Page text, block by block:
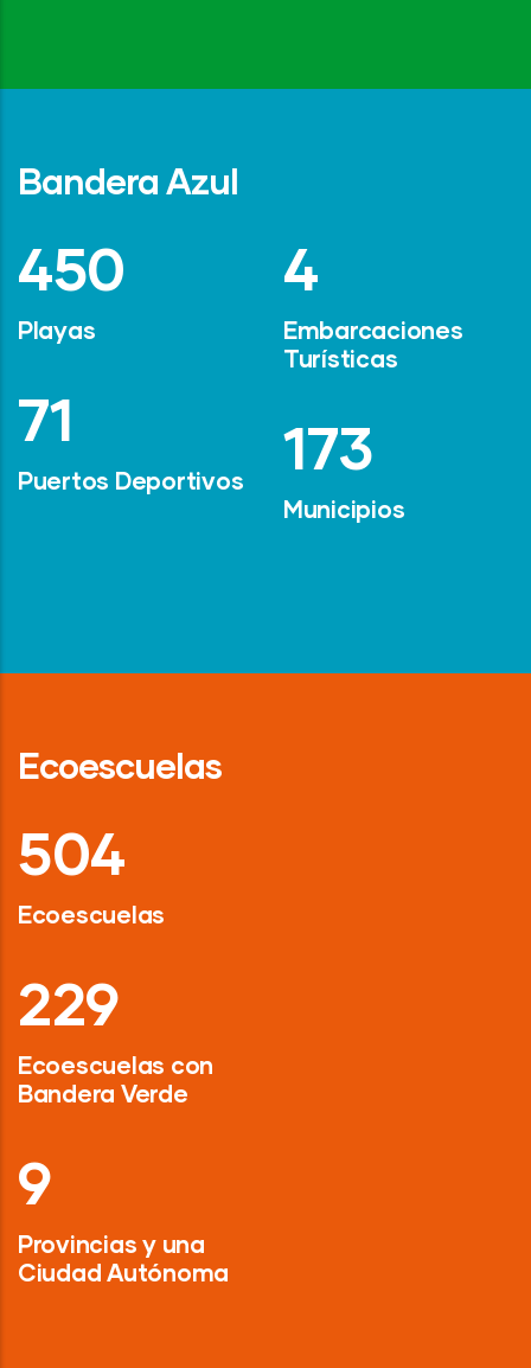
Bandera Azul
642
Playas
101
Puertos Deportivos
6
Embarcaciones
Turísticas
247
Municipios
Ecoescuelas
718
Ecoescuelas
326
Ecoescuelas con
Bandera Verde
13
Provincias y una
Ciudad Autónoma